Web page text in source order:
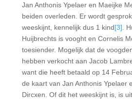
Jan Anthonis Ypelaer en Maeijke
beiden overleden. Er wordt
weeskijnt, kennelijk dus 1 kind[3] .
Huijbrechts is vooght en Cornelis
toesiender. Mogelijk dat de
hebben verkocht aan Jacob
want die heeft betaald op 14
de kaart van Jan Anthonis Ypelaer
Dircxen. Of dit het weeskijnt is, is